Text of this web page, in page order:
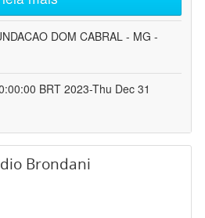
DOM CABRAL - MG -
BRT 2023-Thu Dec 31
Brondani